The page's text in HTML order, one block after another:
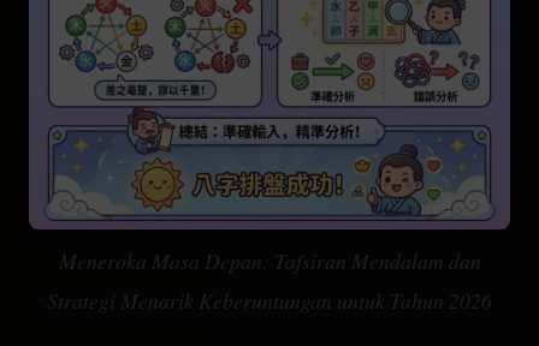
Gambaran Keseluruhan Sepuluh Dewa
Meneroka Masa Depan: Tafsiran Mendalam dan
Strategi Menarik Keberuntungan untuk Tahun 2026